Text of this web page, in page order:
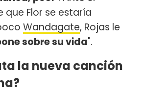
Flor se estaría
Wandagate, Rojas le
sobre su vida".
la nueva canción